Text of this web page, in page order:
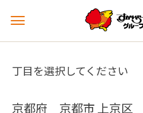
メ
ュ
を
丁目を選択してください
京都府 京都市 上京区